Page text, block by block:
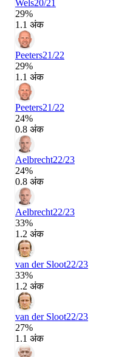
Wels20/21
29%
1.1 अंक
Peeters21/22
29%
1.1 अंक
Peeters21/22
24%
0.8 अंक
Aelbrecht22/23
24%
0.8 अंक
Aelbrecht22/23
33%
1.2 अंक
van der Sloot22/23
33%
1.2 अंक
van der Sloot22/23
27%
1.1 अंक